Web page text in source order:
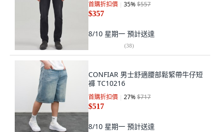
首購折扣價 35%$557
$357
8/10 星期一 預計送達
(38)
CONFIAR 男士舒適腰部鬆緊帶牛仔短
褲 TC10216
首購折扣價 27%$717
$517
8/10 星期一 預計送達